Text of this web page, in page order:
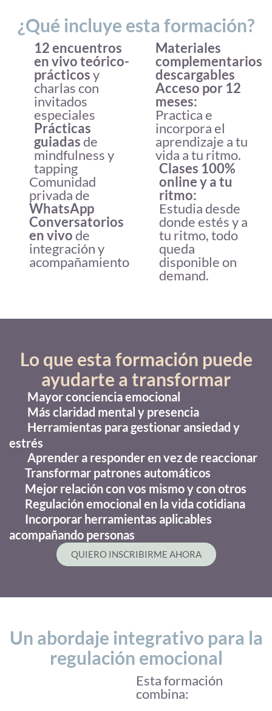
¿Qué incluye esta formación?
12 encuentros
en vivo teórico-
prácticosy
charlas con
invitados
especiales
Prácticas
guiadasde
mindfulness y
tapping
Comunidad
privada de
WhatsApp
Conversatorios
en vivode
integración y
acompañamiento
Materiales
complementarios
descargables
Acceso por 12
meses:
Practica e
incorpora el
aprendizaje a tu
vida a tu ritmo.
Clases 100%
online y a tu
ritmo:
Estudia desde
donde estés y a
tu ritmo, todo
queda
disponible on
demand.
Lo que esta formación puede
ayudarte a transformar
Mayor conciencia emocional
Más claridad mental y presencia
Herramientas para gestionar ansiedad y
estrés
Aprender a responder en vez de reaccionar
Transformar patrones automáticos
Mejor relación con vos mismo y con otros
Regulación emocional en la vida cotidiana
Incorporar herramientas aplicables
acompañando personas
QUIERO INSCRIBIRME AHORA
Un abordaje integrativo para la
regulación emocional
Esta formación
combina: